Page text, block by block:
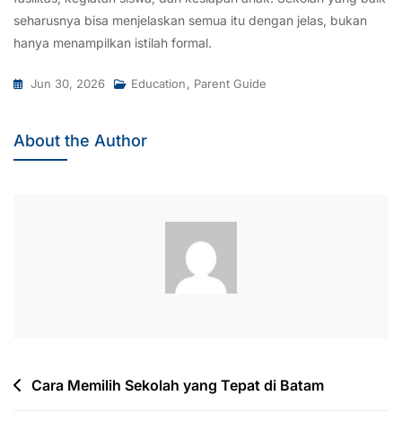
seharusnya bisa menjelaskan semua itu dengan jelas, bukan
hanya menampilkan istilah formal.
Jun 30, 2026 Education, Parent Guide
About the Author
Post
Cara Memilih Sekolah yang Tepat di Batam